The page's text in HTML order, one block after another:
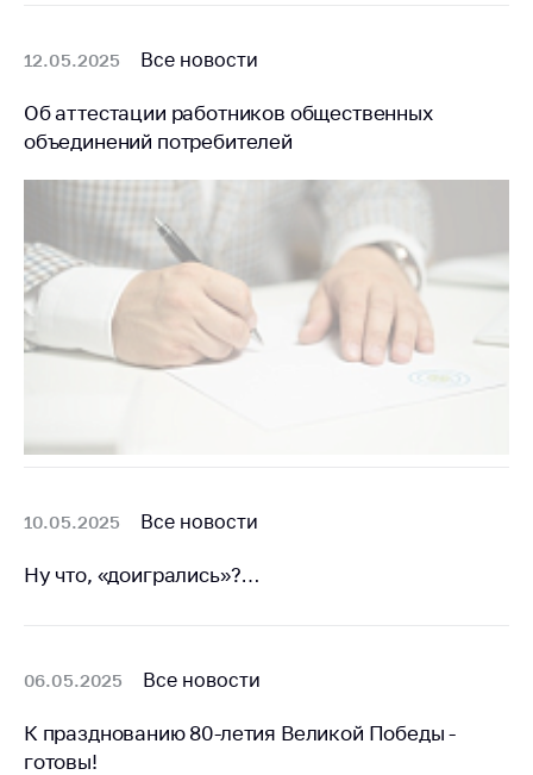
12.05.2025 Все новости
Об аттестации работников общественных
объединений потребителей
10.05.2025 Все новости
Ну что, «доигрались»?…
06.05.2025 Все новости
К празднованию 80-летия Великой Победы -
готовы!